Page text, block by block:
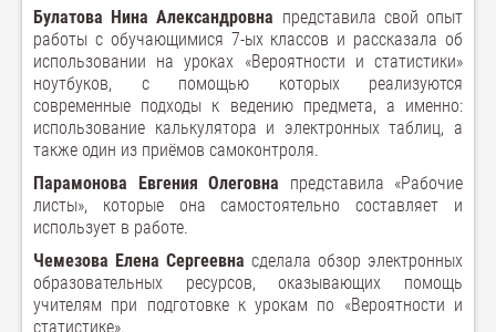
Булатова Нина Александровна представила свой опыт
работы с обучающимися 7-ых классов и рассказала об
использовании на уроках «Вероятности и статистики»
ноутбуков, с помощью которых реализуются
современные подходы к ведению предмета, а именно:
использование калькулятора и электронных таблиц, а
также один из приёмов самоконтроля.
Парамонова Евгения Олеговна представила «Рабочие
листы», которые она самостоятельно составляет и
использует в работе.
Чемезова Елена Сергеевна сделала обзор электронных
образовательных ресурсов, оказывающих помощь
учителям при подготовке к урокам по «Вероятности и
статистике».